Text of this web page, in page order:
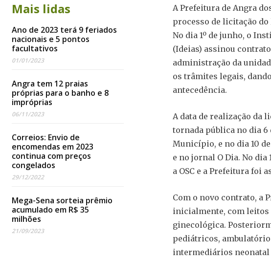
Mais lidas
Ano de 2023 terá 9 feriados
nacionais e 5 pontos
facultativos
01/01/2023
Angra tem 12 praias
próprias para o banho e 8
impróprias
06/11/2023
Correios: Envio de
encomendas em 2023
continua com preços
congelados
29/12/2022
Mega-Sena sorteia prêmio
acumulado em R$ 35
milhões
21/09/2023
A Prefeitura de Angra
processo de licitação do
No dia 1º de junho, o
(Ideias) assinou
administração da
os trâmites legais,
antecedência.
A data de realização da
tornada pública no dia
Município, e no dia 10
e no jornal O Dia. No
a OSC e a Prefeitura foi
Com o novo contrato, a
inicialmente, com
ginecológica.
pediátricos,
intermediários